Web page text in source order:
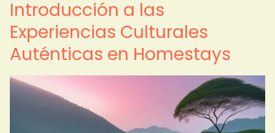
Introducción a las
Experiencias Culturales
Auténticas en Homestays